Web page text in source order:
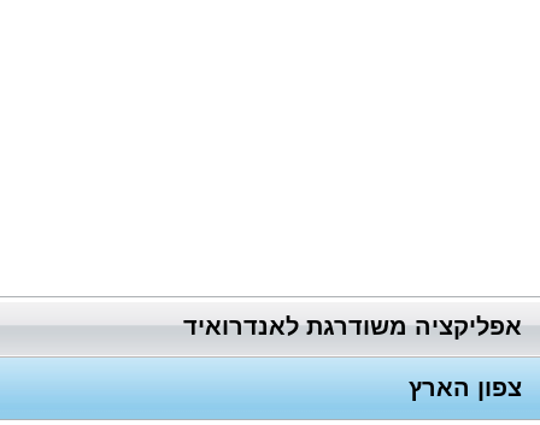
אפליקציה משודרגת לאנדרואיד
צפון הארץ